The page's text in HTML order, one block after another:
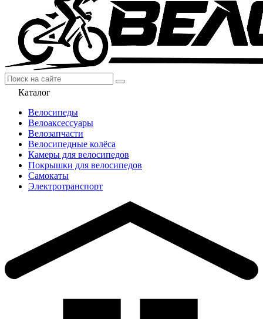
Каталог
Велосипеды
Велоаксессуары
Велозапчасти
Велосипедные колёса
Камеры для велосипедов
Покрышки для велосипедов
Самокаты
Электротранспорт